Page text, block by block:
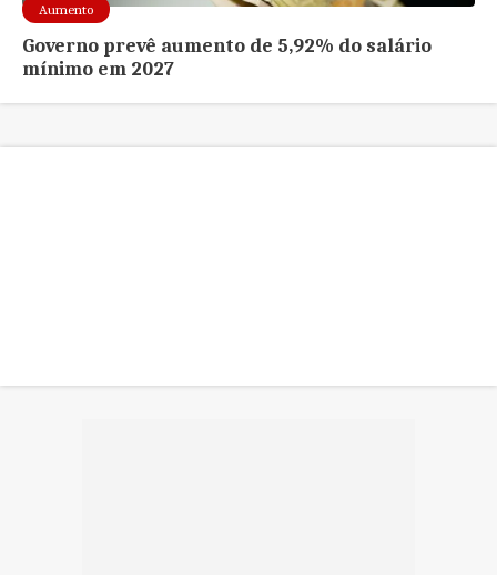
Aumento
Governo prevê aumento de 5,92% do salário
mínimo em 2027